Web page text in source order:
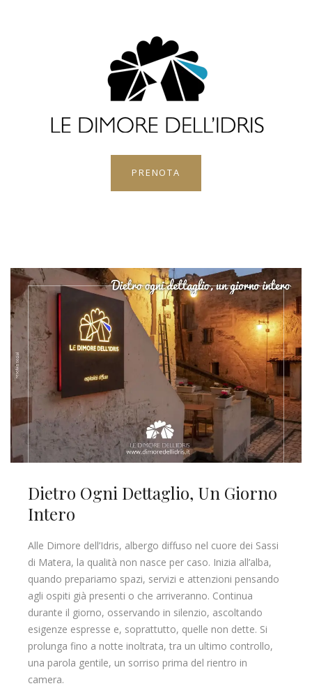
PRENOTA
Dietro Ogni Dettaglio, Un Giorno
Intero
Alle Dimore dell’Idris, albergo diffuso nel cuore dei Sassi
di Matera, la qualità non nasce per caso. Inizia all’alba,
quando prepariamo spazi, servizi e attenzioni pensando
agli ospiti già presenti o che arriveranno. Continua
durante il giorno, osservando in silenzio, ascoltando
esigenze espresse e, soprattutto, quelle non dette. Si
prolunga fino a notte inoltrata, tra un ultimo controllo,
una parola gentile, un sorriso prima del rientro in
camera.